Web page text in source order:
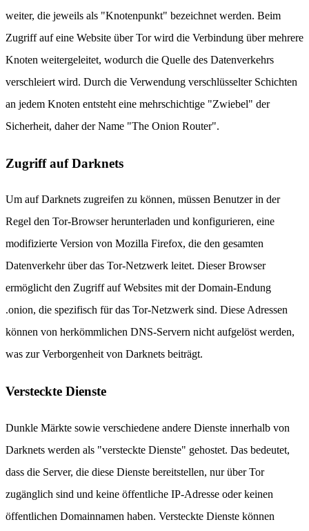
weiter, die jeweils als "Knotenpunkt" bezeichnet werden. Beim
Zugriff auf eine Website über Tor wird die Verbindung über mehrere
Knoten weitergeleitet, wodurch die Quelle des Datenverkehrs
verschleiert wird. Durch die Verwendung verschlüsselter Schichten
an jedem Knoten entsteht eine mehrschichtige "Zwiebel" der
Sicherheit, daher der Name "The Onion Router".
Zugriff auf Darknets
Um auf Darknets zugreifen zu können, müssen Benutzer in der
Regel den Tor-Browser herunterladen und konfigurieren, eine
modifizierte Version von Mozilla Firefox, die den gesamten
Datenverkehr über das Tor-Netzwerk leitet. Dieser Browser
ermöglicht den Zugriff auf Websites mit der Domain-Endung
.onion, die spezifisch für das Tor-Netzwerk sind. Diese Adressen
können von herkömmlichen DNS-Servern nicht aufgelöst werden,
was zur Verborgenheit von Darknets beiträgt.
Versteckte Dienste
Dunkle Märkte sowie verschiedene andere Dienste innerhalb von
Darknets werden als "versteckte Dienste" gehostet. Das bedeutet,
dass die Server, die diese Dienste bereitstellen, nur über Tor
zugänglich sind und keine öffentliche IP-Adresse oder keinen
öffentlichen Domainnamen haben. Versteckte Dienste können